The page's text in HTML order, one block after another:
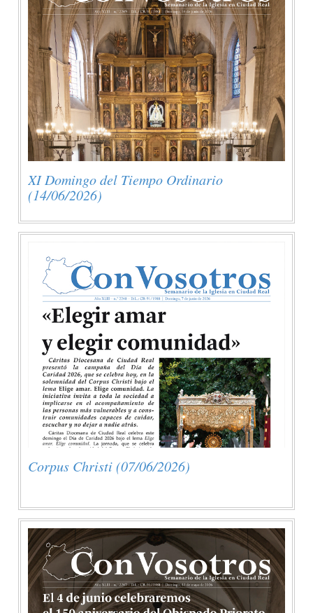
XI Domingo del Tiempo Ordinario
(14/06/2026)
Corpus Christi (07/06/2026)